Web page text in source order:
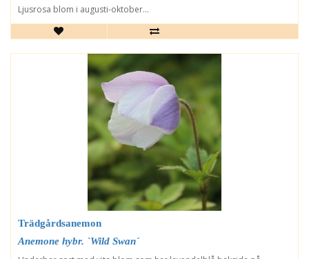
Ljusrosa blom i augusti-oktober...
Trädgårdsanemon
Anemone hybr. `Wild Swan´